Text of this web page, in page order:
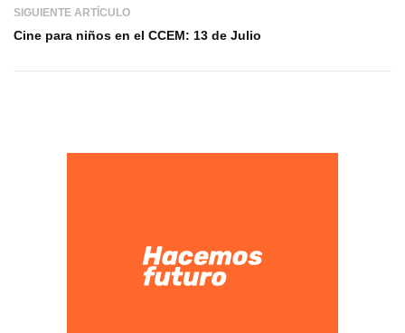
SIGUIENTE ARTÍCULO
Cine para niños en el CCEM: 13 de Julio